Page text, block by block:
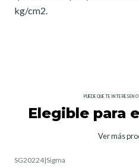
kg/cm2.
PUEDE QUE TE INTERESEN
Elegible para
Ver más
SG20224|Sigma